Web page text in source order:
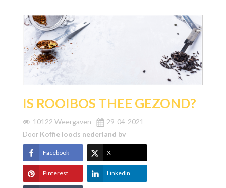
IS ROOIBOS THEE GEZOND?
10122 Weergaven
29-04-2021
Door Koffie loods nederland bv
Facebook X
Pinterest LinkedIn